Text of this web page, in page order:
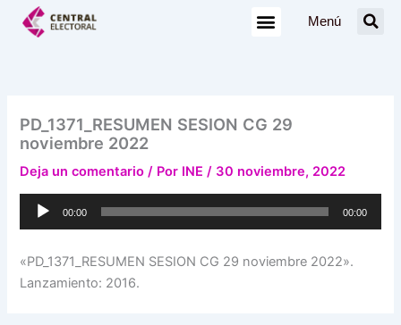
Menú
PD_1371_RESUMEN SESION CG 29
noviembre 2022
Deja un comentario / Por INE/ 30 noviembre, 2022
Reproductor
00:00 00:00
«PD_1371_RESUMEN SESION CG 29 noviembre 2022».
Lanzamiento: 2016.